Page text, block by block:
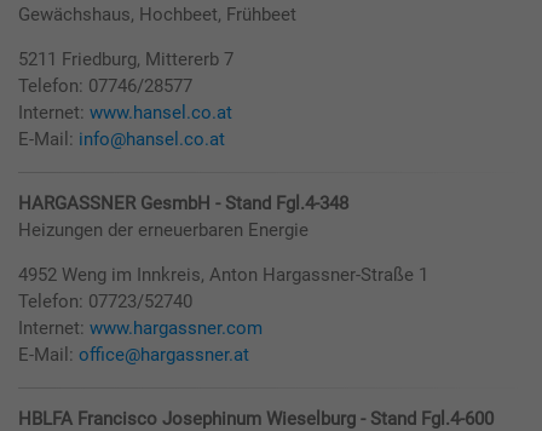
Gewächshaus, Hochbeet, Frühbeet
5211 Friedburg, Mittererb 7
Telefon: 07746/28577
Internet: www.hansel.co.at
E-Mail: info@hansel.co.at
HARGASSNER GesmbH - Stand Fgl.4-348
Heizungen der erneuerbaren Energie
4952 Weng im Innkreis, Anton Hargassner-Straße 1
Telefon: 07723/52740
Internet: www.hargassner.com
E-Mail: office@hargassner.at
HBLFA Francisco Josephinum Wieselburg - Stand Fgl.4-600